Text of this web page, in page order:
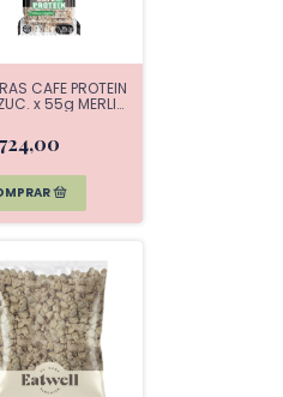
CAFE PROTEIN
x 55g MERLIN